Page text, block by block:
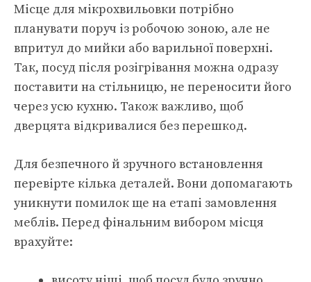
Місце для мікрохвильовки потрібно
планувати поруч із робочою зоною, але не
впритул до мийки або варильної поверхні.
Так, посуд після розігрівання можна одразу
поставити на стільницю, не переносити його
через усю кухню. Також важливо, щоб
дверцята відкривалися без перешкод.
Для безпечного й зручного встановлення
перевірте кілька деталей. Вони допомагають
уникнути помилок ще на етапі замовлення
меблів. Перед фінальним вибором місця
врахуйте: